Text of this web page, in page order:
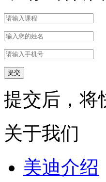
提交后，将
关于我们
美迪介绍